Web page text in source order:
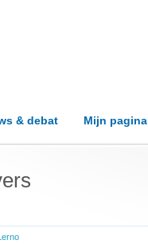
& debat Mijn pagina